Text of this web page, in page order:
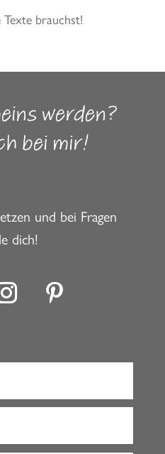
brauchst!
werden?
bei mir!
und bei Fragen
dich!